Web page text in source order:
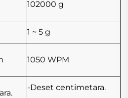
102000 g
1 ~ 5 g
1050 WPM
-Deset centimetara.